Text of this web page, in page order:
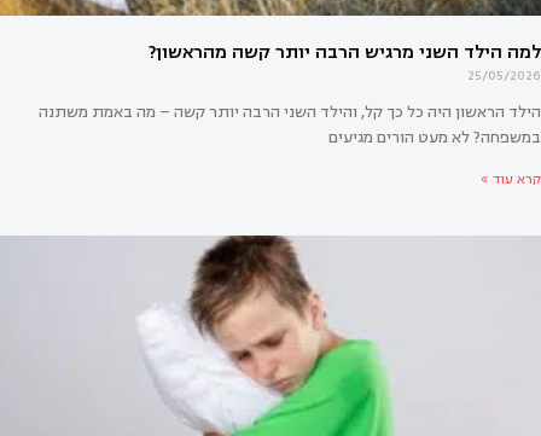
25/05/2026
הילד הראשון היה כל כך קל, והילד השני הרבה יותר קשה – מה באמת משתנה
במשפחה? לא מעט הורים מגיעים
קרא עוד »